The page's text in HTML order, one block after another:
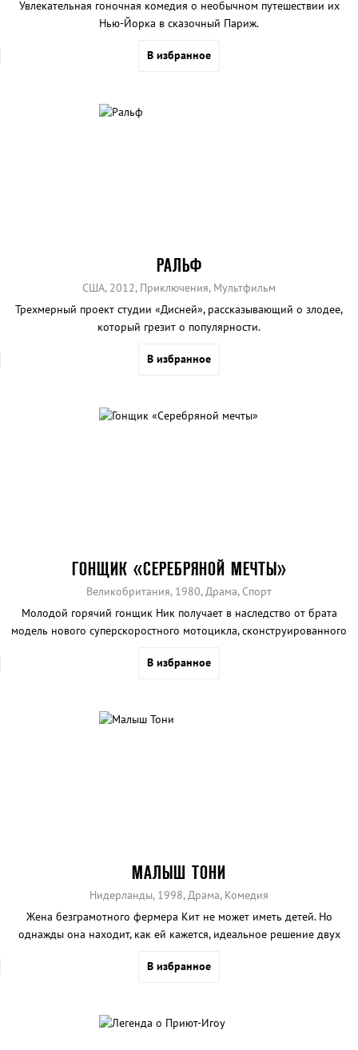
Увлекательная гоночная комедия о необычном путешествии их
Нью-Йорка в сказочный Париж.
В избранное
РАЛЬФ
США, 2012, Приключения, Мультфильм
Трехмерный проект студии «Дисней», рассказывающий о злодее,
который грезит о популярности.
В избранное
ГОНЩИК «СЕРЕБРЯНОЙ МЕЧТЫ»
Великобритания, 1980, Драма, Спорт
Молодой горячий гонщик Ник получает в наследство от брата
модель нового суперскоростного мотоцикла, сконструированного
В избранное
МАЛЫШ ТОНИ
Нидерланды, 1998, Драма, Комедия
Жена безграмотного фермера Кит не может иметь детей. Но
однажды она находит, как ей кажется, идеальное решение двух
учительницу Лену, которая может заодно и выносить для них
В избранное